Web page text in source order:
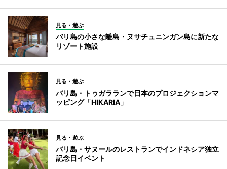
見る・遊ぶ
バリ島の小さな離島・ヌサチュニンガン島に新たな
リゾート施設
見る・遊ぶ
バリ島・トゥガラランで日本のプロジェクションマ
ッピング「HIKARIA」
見る・遊ぶ
バリ島・サヌールのレストランでインドネシア独立
記念日イベント